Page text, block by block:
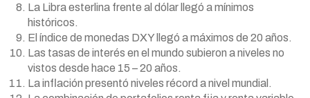
La Libra esterlina frente al dólar llegó a mínimos
históricos.
El índice de monedas DXY llegó a máximos de 20 años.
Las tasas de interés en el mundo subieron a niveles no
vistos desde hace 15 – 20 años.
La inflación presentó niveles récord a nivel mundial.